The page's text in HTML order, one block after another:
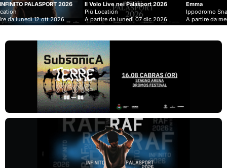
Il Volo Live nei Palasport 2026
Più Location
A partire da lunedì 07 dic 2026
Emma
Ippodromo Snai - San Siro
A partire da mercoledì 09 set 2026